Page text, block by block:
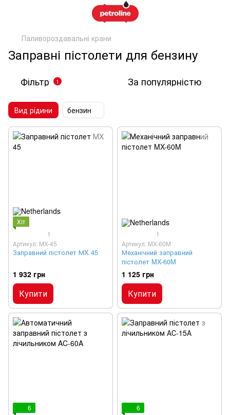
Паливороздавальні крани
Заправні пістолети для бензину
Фільтр 1 За популярністю
Вид рідини бензин
Хіт
1
Артикул: MX-45
Заправний пістолет МX 45
1 932 грн
Купити
1
Артикул: MX-60M
Механічний заправний
пістолет MX-60M
1 125 грн
Купити
6
6